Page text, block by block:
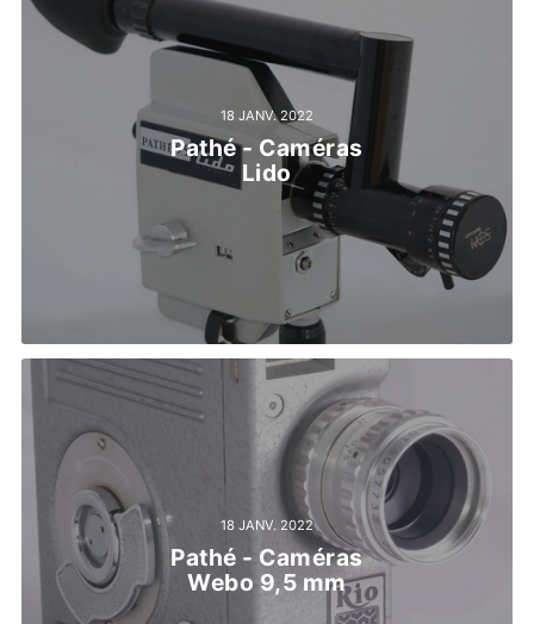
18 JANV. 2022
Pathé - Caméras
Lido
18 JANV. 2022
Pathé - Caméras
Webo 9,5 mm